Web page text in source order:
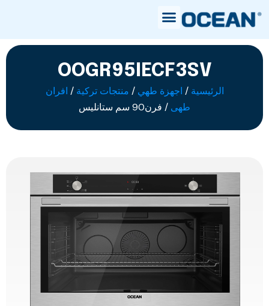
OOGR95IECF3SV
الرئيسية / اجهزة طهي / منتجات تركية / افران
طهى / فرن90 سم ستانليس